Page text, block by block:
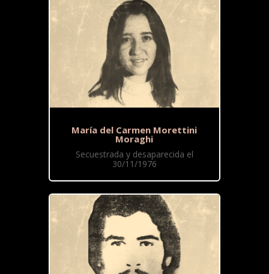
María del Carmen Morettini
Moraghi
Secuestrada y desaparecida el
30/11/1976